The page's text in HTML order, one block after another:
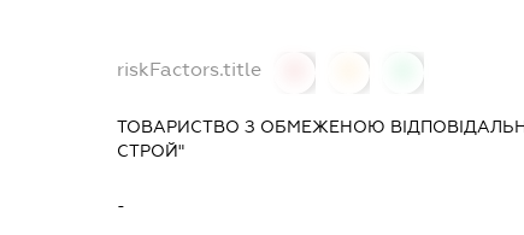
riskFactors.title
ТОВАРИСТВО З ОБМЕЖЕНОЮ
СТРОЙ"
-